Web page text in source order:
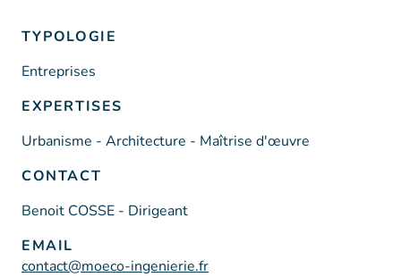
TYPOLOGIE
Entreprises
EXPERTISES
Urbanisme - Architecture - Maîtrise d'œuvre
CONTACT
Benoit COSSE - Dirigeant
EMAIL
contact@moeco-ingenierie.fr